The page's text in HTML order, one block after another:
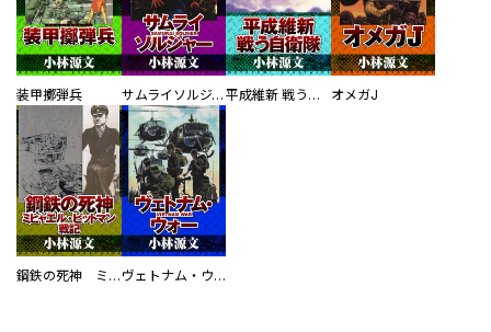
装甲擲弾兵 サムライソルジャー SAMURAI SOLDIER 平成維新 戦う自衛隊 オメガJ
鋼鉄の死神 ミヒャエル・ビットマン戦記 ヴェトナム・ウォー VIETNAM WAR